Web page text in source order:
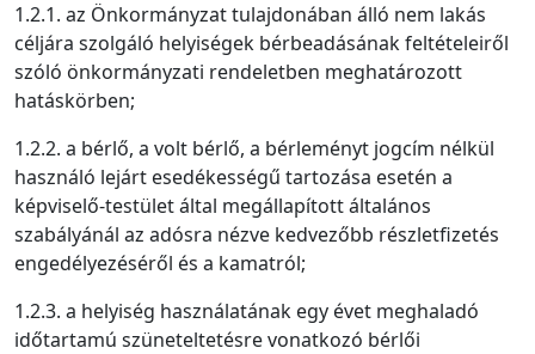
1.2.1. az Önkormányzat tulajdonában álló nem lakás
céljára szolgáló helyiségek bérbeadásának feltételeiről
szóló önkormányzati rendeletben meghatározott
hatáskörben;
1.2.2. a bérlő, a volt bérlő, a bérleményt jogcím nélkül
használó lejárt esedékességű tartozása esetén a
képviselő-testület által megállapított általános
szabályánál az adósra nézve kedvezőbb részletfizetés
engedélyezéséről és a kamatról;
1.2.3. a helyiség használatának egy évet meghaladó
időtartamú szüneteltetésre vonatkozó bérlői